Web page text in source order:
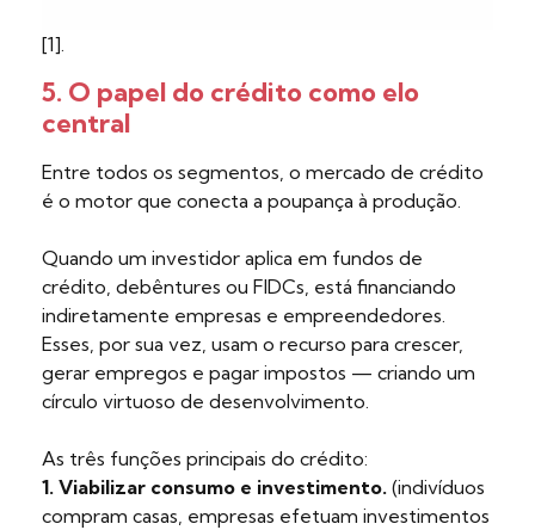
[1].
5. O papel do crédito como elo
central
Entre todos os segmentos, o mercado de crédito
é o motor que conecta a poupança à produção.
Quando um investidor aplica em fundos de
crédito, debêntures ou FIDCs, está financiando
indiretamente empresas e empreendedores.
Esses, por sua vez, usam o recurso para crescer,
gerar empregos e pagar impostos — criando um
círculo virtuoso de desenvolvimento.
As três funções principais do crédito:
1. Viabilizar consumo e investimento. (indivíduos
compram casas, empresas efetuam investimentos